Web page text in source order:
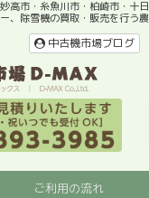
高市・糸魚川市・柏崎市・十
、除雪機の買取・販売を行う農
中古機市場ブログ
ご利用の流れ